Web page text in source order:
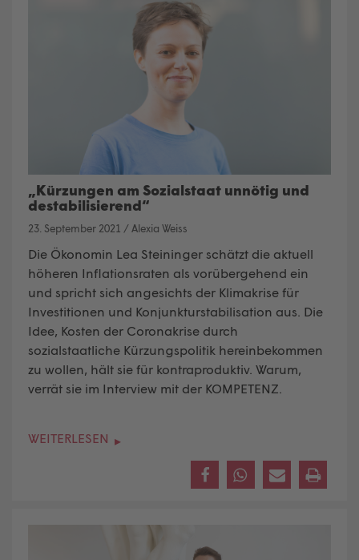
„Kürzungen am Sozialstaat unnötig und
destabilisierend“
23. September 2021 /Alexia Weiss
Die Ökonomin Lea Steininger schätzt die aktuell
höheren Inflationsraten als vorübergehend ein
und spricht sich angesichts der Klimakrise für
Investitionen und Konjunkturstabilisation aus. Die
Idee, Kosten der Coronakrise durch
sozialstaatliche Kürzungspolitik hereinbekommen
zu wollen, hält sie für kontraproduktiv. Warum,
verrät sie im Interview mit der KOMPETENZ.
WEITERLESEN